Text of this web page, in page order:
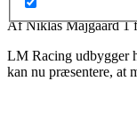
AfNiklas Majgaard1
LM Racing udbygger
kan nu præsentere, at